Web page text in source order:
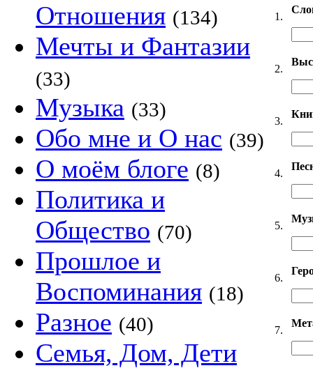
Отношения (134)
Мечты и Фантазии
(33)
Музыка (33)
Обо мне и О нас (39)
О моём блоге (8)
Политика и
Общество (70)
Прошлое и
Воспоминания (18)
Разное (40)
Семья, Дом, Дети
1.
2.
3.
4.
5.
6.
7.